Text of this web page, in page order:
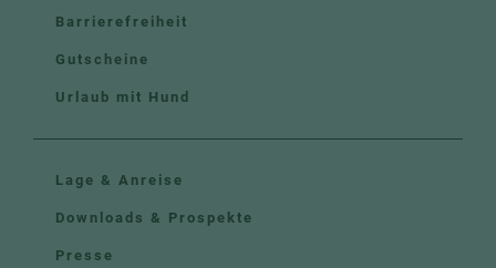
Barrierefreiheit
Gutscheine
Urlaub mit Hund
Lage & Anreise
Downloads & Prospekte
Presse